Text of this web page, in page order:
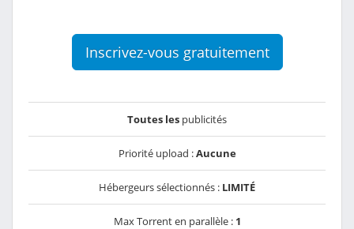
Inscrivez-vous gratuitement
Toutes les publicités
Priorité upload :Aucune
Hébergeurs sélectionnés : LIMITÉ
Max Torrent en parallèle : 1